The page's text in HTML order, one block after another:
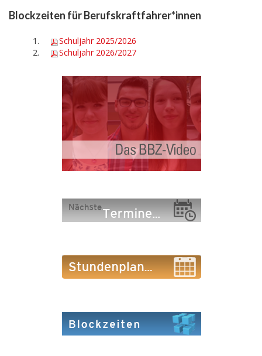
Blockzeiten für Berufskraftfahrer*innen
Schuljahr 2025/2026
Schuljahr 2026/2027